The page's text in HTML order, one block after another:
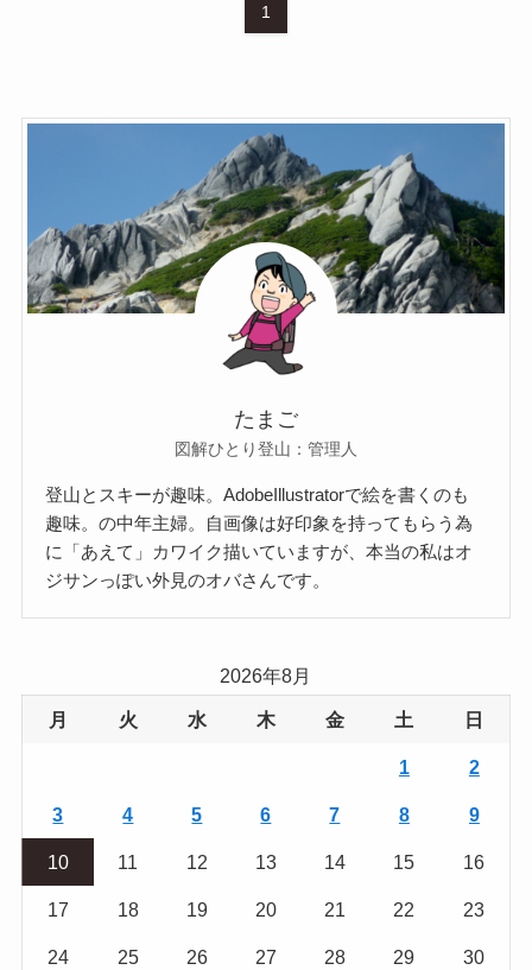
1
たまご
図解ひとり登山：管理人
登山とスキーが趣味。AdobeIllustratorで絵を書くのも
趣味。の中年主婦。自画像は好印象を持ってもらう為
に「あえて」カワイク描いていますが、本当の私はオ
ジサンっぽい外見のオバさんです。
2026年8月
月 火 水 木 金 土 日
1 2
3 4 5 6 7 8 9
10 11 12 13 14 15 16
17 18 19 20 21 22 23
24 25 26 27 28 29 30